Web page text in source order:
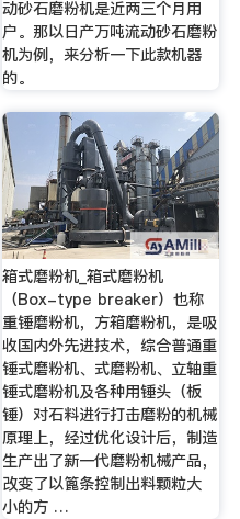
动砂石磨粉机是近两三个月用
户。那以日产万吨流动砂石磨粉
机为例，来分析一下此款机器
的。
箱式磨粉机_箱式磨粉机
（Box-type breaker）也称
重锤磨粉机，方箱磨粉机，是吸
收国内外先进技术，综合普通重
锤式磨粉机、式磨粉机、立轴重
锤式磨粉机及各种用锤头（板
锤）对石料进行打击磨粉的机械
原理上，经过优化设计后，制造
生产出了新一代磨粉机械产品，
改变了以篦条控制出料颗粒大
小的方 …